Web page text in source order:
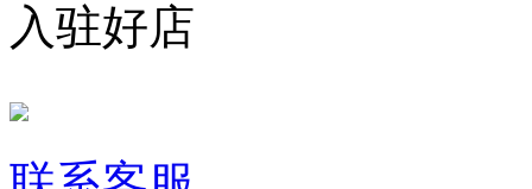
入驻好店